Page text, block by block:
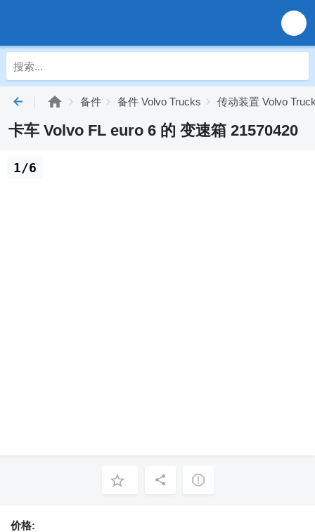
备件 备件 Volvo Trucks 传动装置 Volvo
卡车 Volvo FL euro 6 的 变速箱 21570420
1/6
价格: